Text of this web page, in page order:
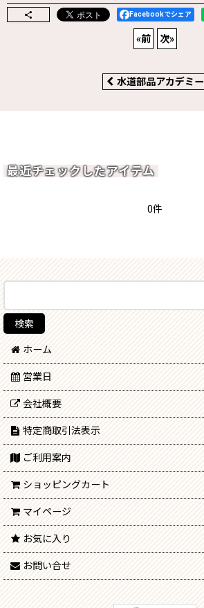
Facebookでシェア
«前 次»
水道部品アカデミー
最近チェックしたアイテム
0件
ホーム
営業日
会社概要
特定商取引法表示
ご利用案内
ショッピングカート
マイページ
お気に入り
お問い合せ